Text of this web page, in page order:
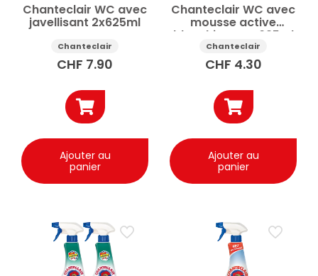
Appliquer
✕Réinitialiser tous les filtres
Chanteclair WC avec
javellisant 2x625ml
Chanteclair
CHF 7.90
Ajouter au
panier
Chanteclair WC avec
mousse active
blanchissante 625ml
Chanteclair
CHF 4.30
Ajouter au
panier